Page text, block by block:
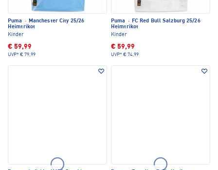
Puma · Manchester City 25/26
Heimtrikot
Kinder
€ 59,99
UVP* € 79,99
Puma · FC Red Bull Salzburg 25/26
Heimtrikot
Kinder
€ 59,99
UVP* € 74,99